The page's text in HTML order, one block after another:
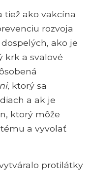
tiež ako vakcína
rozvoja
ako je
krk a svalové
, ktorý sa
a ak je
ktorý môže
a vyvolať
protilátky